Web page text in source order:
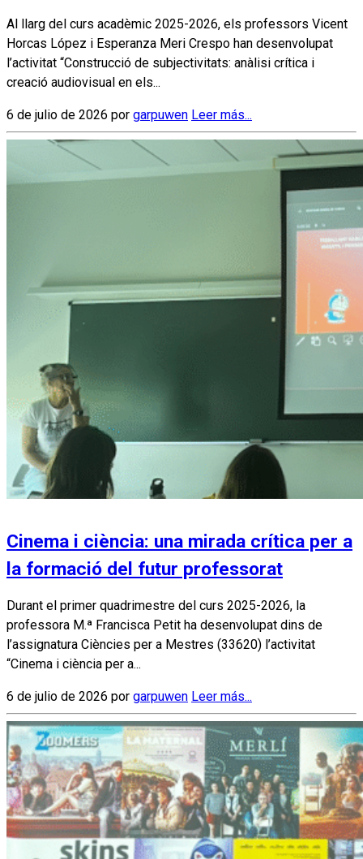
Al llarg del curs acadèmic 2025-2026, els professors Vicent
Horcas López i Esperanza Meri Crespo han desenvolupat
l’activitat “Construcció de subjectivitats: anàlisi crítica i
creació audiovisual en els...
6 de julio de 2026 por garpuwen Leer más...
Cinema i ciència: una mirada crítica per a
la formació del futur professorat
Durant el primer quadrimestre del curs 2025-2026, la
professora M.ª Francisca Petit ha desenvolupat dins de
l’assignatura Ciències per a Mestres (33620) l’activitat
“Cinema i ciència per a...
6 de julio de 2026 por garpuwen Leer más...